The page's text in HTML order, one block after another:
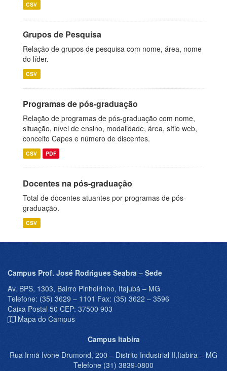
CSV
Grupos de Pesquisa
Relação de grupos de pesquisa com nome, área, nome
do líder.
CSV
Programas de pós-graduação
Relação de programas de pós-graduação com nome,
situação, nível de ensino, modalidade, área, sítio web,
conceito Capes e número de discentes.
CSV PDF
Docentes na pós-graduação
Total de docentes atuantes por programas de pós-
graduação.
CSV
Campus Prof. José Rodrigues Seabra – Sede
Av. BPS, 1303, Bairro Pinheirinho, Itajubá – MG
Telefone: (35) 3629 – 1101 Fax: (35) 3622 – 3596
Caixa Postal 50 CEP: 37500 903
Mapa do Campus
Campus Itabira
Rua Irmã Ivone Drumond, 200 – Distrito Industrial II,Itabira – MG
Telefone (31) 3839-0800